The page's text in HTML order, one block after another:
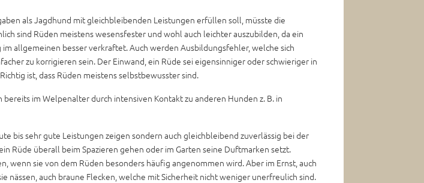
als Jagdhund mit gleichbleibenden Leistungen erfüllen soll, müsste die
sind Rüden meistens wesensfester und wohl auch leichter auszubilden, da ein
allgemeinen besser verkraftet. Auch werden Ausbildungsfehler, welche sich
zu korrigieren sein. Der Einwand, ein Rüde sei eigensinniger oder schwieriger in
ist, dass Rüden meistens selbstbewusster sind.
im Welpenalter durch intensiven Kontakt zu anderen Hunden z. B. in
bis sehr gute Leistungen zeigen sondern auch gleichbleibend zuverlässig bei der
Rüde überall beim Spazieren gehen oder im Garten seine Duftmarken setzt.
wenn sie von dem Rüden besonders häufig angenommen wird. Aber im Ernst, auch
nässen, auch braune Flecken, welche mit Sicherheit nicht weniger unerfreulich sind.